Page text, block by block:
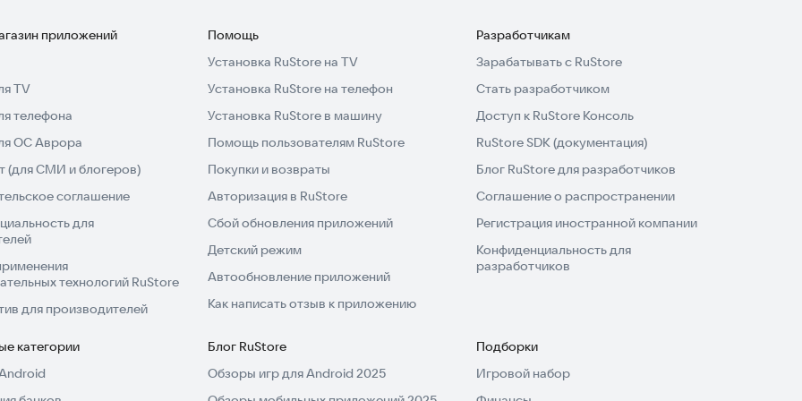
игры на мобильные устройства, созданный
владельцам — GSC GAME WORLD.
и не связан с разработчиками оригинальной
и как дань уважения оригинальной игре.
GSC GAME WORLD.
игры S.T.A.L.K.E.R.: Clear Sky.
приложений
TV
телефона
ОС Аврора
(для СМИ и блогеров)
соглашение
для
технологий RuStore
для производителей
Помощь
Установка RuStore на TV
Установка RuStore на телефон
Установка RuStore в машину
Помощь пользователям RuStore
Покупки и возвраты
Авторизация в RuStore
Сбой обновления приложений
Детский режим
Автообновление приложений
Как написать отзыв к приложению
Разработчикам
Зарабатывать с RuStore
Стать разработчиком
Доступ к RuStore Консоль
RuStore SDK (документация)
Блог RuStore для разработчиков
Соглашение о распространении
Регистрация иностранной компании
Конфиденциальность для
разработчиков
категории
Блог RuStore
Обзоры игр для Android 2025
Подборки
Игровой набор